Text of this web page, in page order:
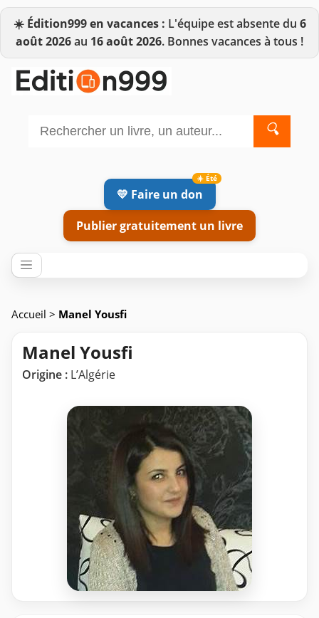
☀️ Édition999 en vacances : L'équipe est absente du 6
août 2026au 16 août 2026. Bonnes vacances à tous !
🔍
💛 Faire un don
Publier gratuitement un livre
Accueil > Manel Yousfi
Manel Yousfi
Origine : L’Algérie